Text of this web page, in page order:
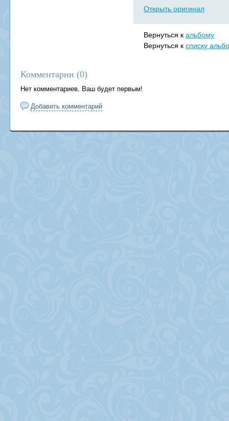
Открыть оригинал
Вернуться к альбому
Вернуться к списку
Комментарии (0)
Нет комментариев. Ваш будет первым!
Добавить комментарий